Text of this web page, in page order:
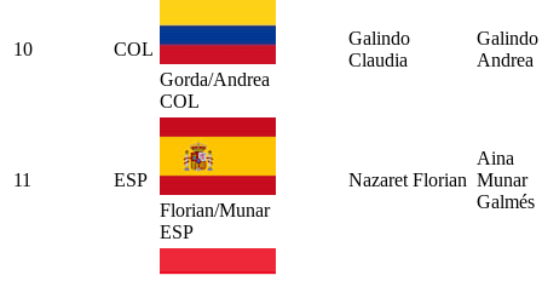
10
COL
Gorda/Andrea
COL
Galindo
Claudia
Galindo
Andrea
11
ESP
Florian/Munar
ESP
Nazaret Florian
Aina
Munar
Galmés